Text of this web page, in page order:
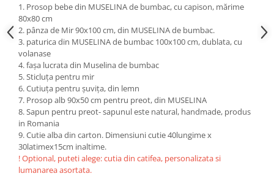
1. Prosop bebe din MUSELINA de bumbac, cu capison, mărime
80x80 cm
2. pânza de Mir 90x100 cm, din MUSELINA de bumbac.
3. paturica din MUSELINA de bumbac 100x100 cm, dublata, cu
volanase
4. fașa lucrata din Muselina de bumbac
5. Sticluța pentru mir
6. Cutiuța pentru șuvița, din lemn
7. Prosop alb 90x50 cm pentru preot, din MUSELINA
8. Sapun pentru preot- sapunul este natural, handmade, produs
in Romania
9. Cutie alba din carton. Dimensiuni cutie 40lungime x
30latimex15cm inaltime.
! Optional, puteti alege: cutia din catifea, personalizata si
lumanarea asortata.